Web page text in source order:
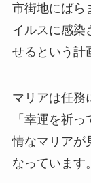
市街地にばら
イルスに感染
せるという計
マリアは任務
「幸運を祈
情なマリアが
なっています。